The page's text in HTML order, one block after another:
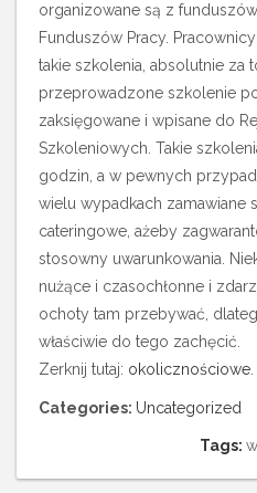
organizowane są z
Funduszów Pracy.
takie szkolenia, absolutnie za
przeprowadzone szkolenie
zaksięgowane i wpisane do
Szkoleniowych. Takie
godzin, a w pewnych
wielu wypadkach zamawiane
cateringowe, ażeby
stosowny uwarunkowania.
nużące i czasochłonne i
ochoty tam przebywać,
właściwie do tego zachęcić.
Zerknij tutaj: okolicznościowe
Categories: Uncategorized
Tags: